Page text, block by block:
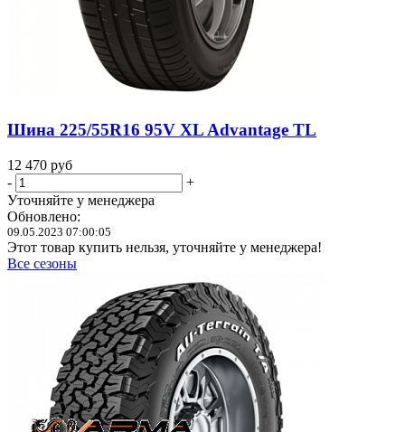
Шина 225/55R16 95V XL Advantage TL
12 470 руб
-
+
Уточняйте у менеджера
Обновлено:
09.05.2023 07:00:05
Этот товар купить нельзя, уточняйте у менеджера!
Все сезоны